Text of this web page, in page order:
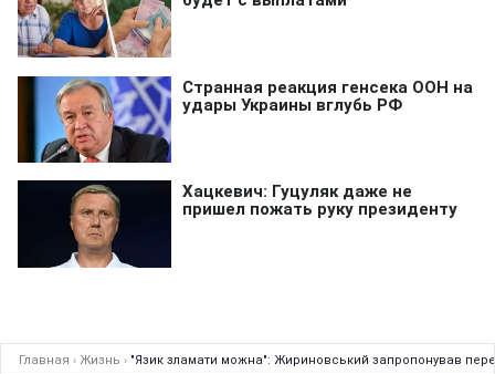
Главная › Жизнь › "Язик зламати можна": Жириновський запропонував